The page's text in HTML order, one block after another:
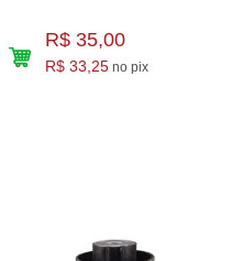
R$ 35,00
R$ 33,25 no pix